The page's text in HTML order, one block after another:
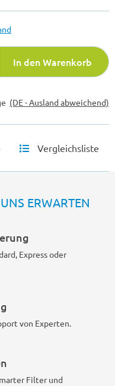
In den Warenkorb
(DE - Ausland abweichend)
Vergleichsliste
ERWARTEN
Express oder
von Experten.
Filter und